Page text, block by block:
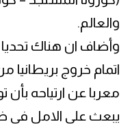
والعالم.
وأضاف ان هناك تحديا
اتمام خروج بريطانيا
معربا عن ارتياحه بأن
يبعث على الامل في